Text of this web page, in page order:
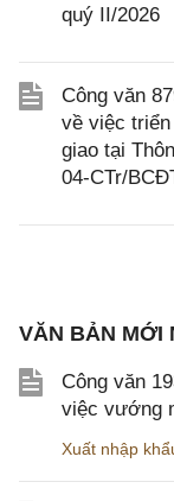
quý II/2026
Công văn
về việc
giao tại
04-CTr/
VĂN BẢN MỚI
Công văn
việc vướng
Xuất nhập